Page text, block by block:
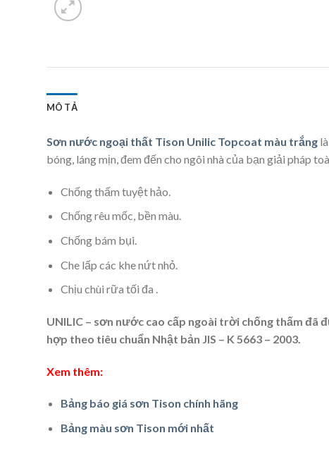
MÔ TẢ
Sơn nước ngoại thất Tison Unilic Topcoat màu trắnglà
bóng, láng mịn, đem đến cho ngôi nhà của bạn giải pháp
Chống thấm tuyệt hảo.
Chống rêu mốc, bền màu.
Chống bám bụi.
Che lấp các khe nứt nhỏ.
Chịu chùi rữa tối đa .
UNILIC – sơn nước cao cấp ngoài trời chống thấm đã
hợp theo tiêu chuẩn Nhật bản JIS – K 5663 – 2003.
Xem thêm:
Bảng báo giá sơn Tison chính hãng
Bảng màu sơn Tison mới nhất